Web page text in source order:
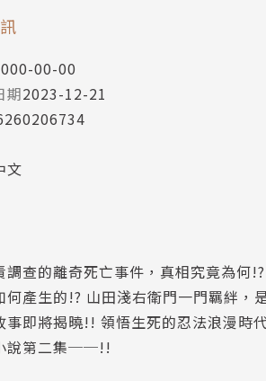
00-00
期2023-12-21
文
調查的離奇死亡事件，真相究竟為何
何產生的!? 山田淺右衛門一門羈絆，
事即將揭曉!! 領悟生死的忍法浪漫時代
說第二集──!!